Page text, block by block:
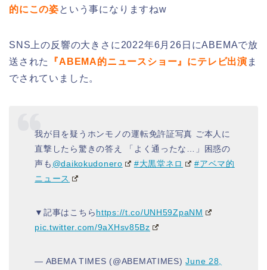
的にこの姿という事になりますねw
SNS上の反響の大きさに2022年6月26日にABEMAで放
送された
『ABEMA的ニュースショー』にテレビ出演 ま
でされていました。
我が目を疑うホンモノの運転免許証写真 ご本人に
直撃したら驚きの答え 「よく通ったな…」困惑の
声も @daikokudonero #大黒堂ネロ
#アベマ的
ニュース
▼記事はこちらhttps://t.co/UNH59ZpaNM
pic.twitter.com/9aXHsv85Bz
— ABEMA TIMES (@ABEMATIMES)June 28,